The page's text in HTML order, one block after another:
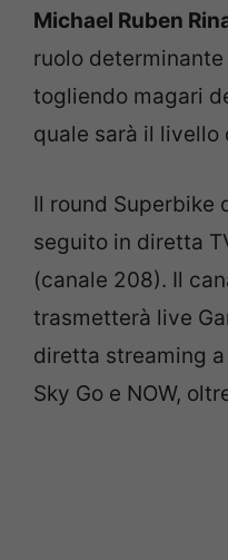
Michael Ruben
ruolo
togliendo magari
quale sarà il livello
Il round Superbike
seguito in diretta
(canale 208). Il
trasmetterà live
diretta streaming
Sky Go e NOW,